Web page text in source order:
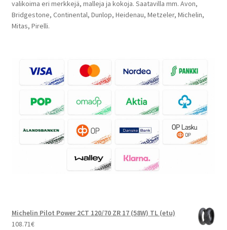
valikoima eri merkkejä, malleja ja kokoja. Saatavilla mm. Avon,
Bridgestone, Continental, Dunlop, Heidenau, Metzeler, Michelin,
Mitas, Pirelli.
Michelin Pilot Power 2CT 120/70 ZR 17 (58W) TL (etu)
108.71€